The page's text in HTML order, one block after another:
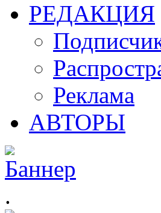
РЕДАКЦИЯ
Реклама
АВТОРЫ
.